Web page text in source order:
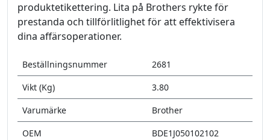
produktetikettering. Lita på Brothers rykte för
prestanda och tillförlitlighet för att effektivisera
dina affärsoperationer.
Beställningsnummer
2681
Vikt (Kg)
3.80
Varumärke
Brother
OEM
BDE1J050102102